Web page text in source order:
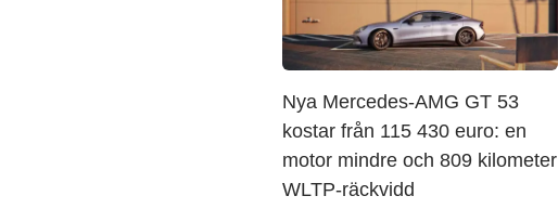
Nya Mercedes-AMG GT 53
kostar från 115 430 euro: en
motor mindre och 809 kilometer
WLTP-räckvidd